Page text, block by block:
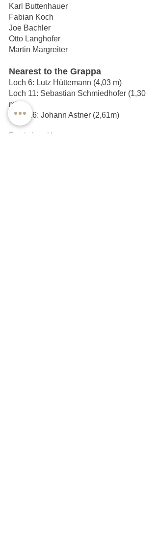
Karl Buttenhauer
Fabian Koch
Joe Bachler
Otto Langhofer
Martin Margreiter
Nearest to the Grappa
Loch 6: Lutz Hüttemann (4,03 m)
Loch 11: Sebastian Schmiedhofer (1,30
m)
Loch 16: Johann Astner (2,61m)
Ergebnisse Herren